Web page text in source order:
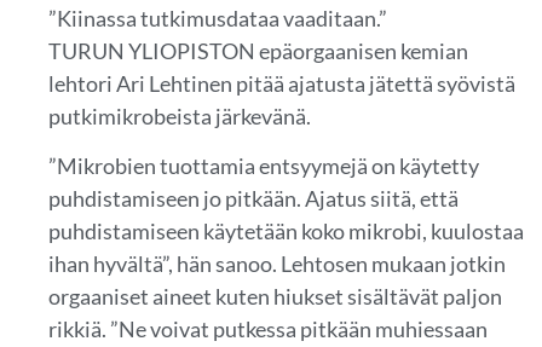
”Kiinassa tutkimusdataa vaaditaan.”
TURUN YLIOPISTON epäorgaanisen kemian
lehtori Ari Lehtinen pitää ajatusta jätettä syövistä
putkimikrobeista järkevänä.
”Mikrobien tuottamia entsyymejä on käytetty
puhdistamiseen jo pitkään. Ajatus siitä, että
puhdistamiseen käytetään koko mikrobi, kuulostaa
ihan hyvältä”, hän sanoo. Lehtosen mukaan jotkin
orgaaniset aineet kuten hiukset sisältävät paljon
rikkiä. ”Ne voivat putkessa pitkään muhiessaan